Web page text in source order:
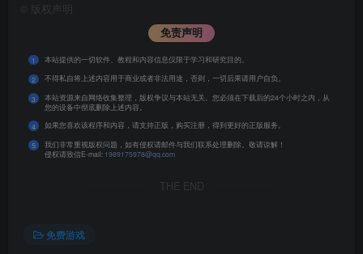
版权声明
免责声明
1 本站提供的一切软件、教程和内容信息仅限于学习和研究目的。
2 不得私自将上述内容用于商业或者非法用途，否则，一切后果请用户自负。
3
本站资源来自网络收集整理，版权争议与本站无关。您必须在下载后的24个小时之内，从
您的设备中彻底删除上述内容。
4
如果您喜欢该程序和内容，请支持正版，购买注册，得到更好的正版服务。
5
我们非常重视版权问题，如有侵权请邮件与我们联系处理删除。敬请谅解！
侵权请致信E-mail: 1989175978@qq.com
THE END
免费游戏